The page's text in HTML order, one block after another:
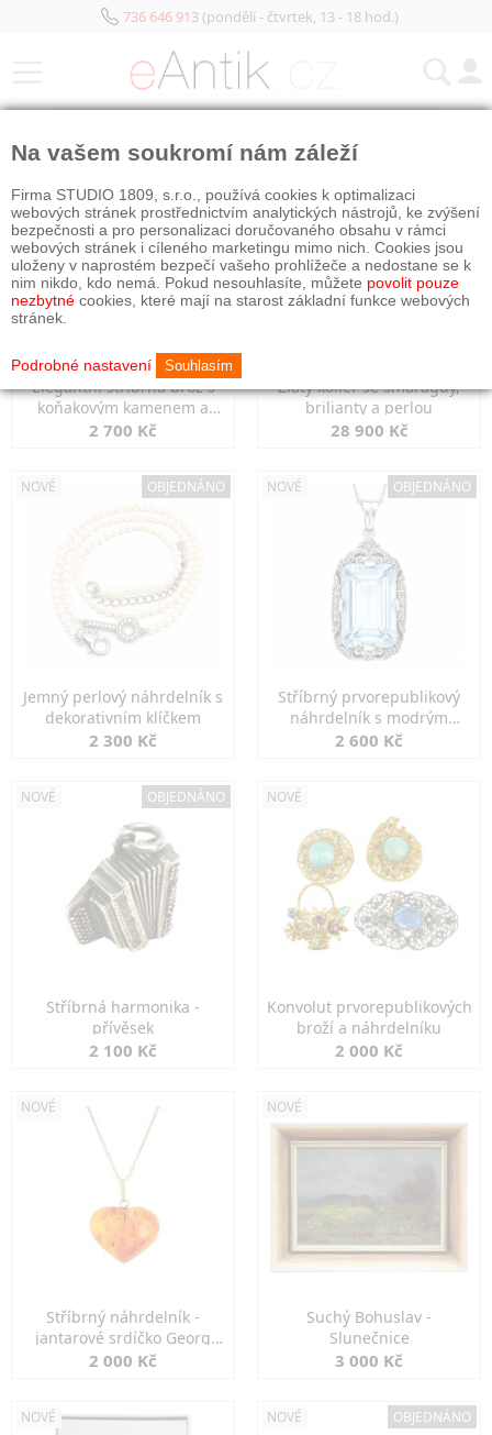
736 646 913(pondělí - čtvrtek, 13 - 18 hod.)
Elegantní stříbrná brož s
koňakovým kamenem a
markazity
2 700 Kč
Zlatý kolier se smaragdy,
brilianty a perlou
28 900 Kč
NOVÉ OBJEDNÁNO
Jemný perlový náhrdelník s
dekorativním klíčkem
2 300 Kč
NOVÉ OBJEDNÁNO
Stříbrný prvorepublikový
náhrdelník s modrým
spinelem
2 600 Kč
NOVÉ OBJEDNÁNO
Stříbrná harmonika -
přívěsek
2 100 Kč
NOVÉ
Konvolut prvorepublikových
broží a náhrdelníku
2 000 Kč
NOVÉ
Stříbrný náhrdelník -
jantarové srdíčko Georg
Kramer
2 000 Kč
NOVÉ
Suchý Bohuslav -
Slunečnice
3 000 Kč
NOVÉ NOVÉ OBJEDNÁNO
Na vašem soukromí nám záleží
Firma STUDIO 1809, s.r.o., používá cookies k optimalizaci
webových stránek prostřednictvím analytických nástrojů, ke zvýšení
bezpečnosti a pro personalizaci doručovaného obsahu v rámci
webových stránek i cíleného marketingu mimo nich. Cookies jsou
uloženy v naprostém bezpečí vašeho prohlížeče a nedostane se k
nim nikdo, kdo nemá. Pokud nesouhlasíte, můžete povolit pouze
nezbytné cookies, které mají na starost základní funkce webových
stránek.
Podrobné nastavení Souhlasím